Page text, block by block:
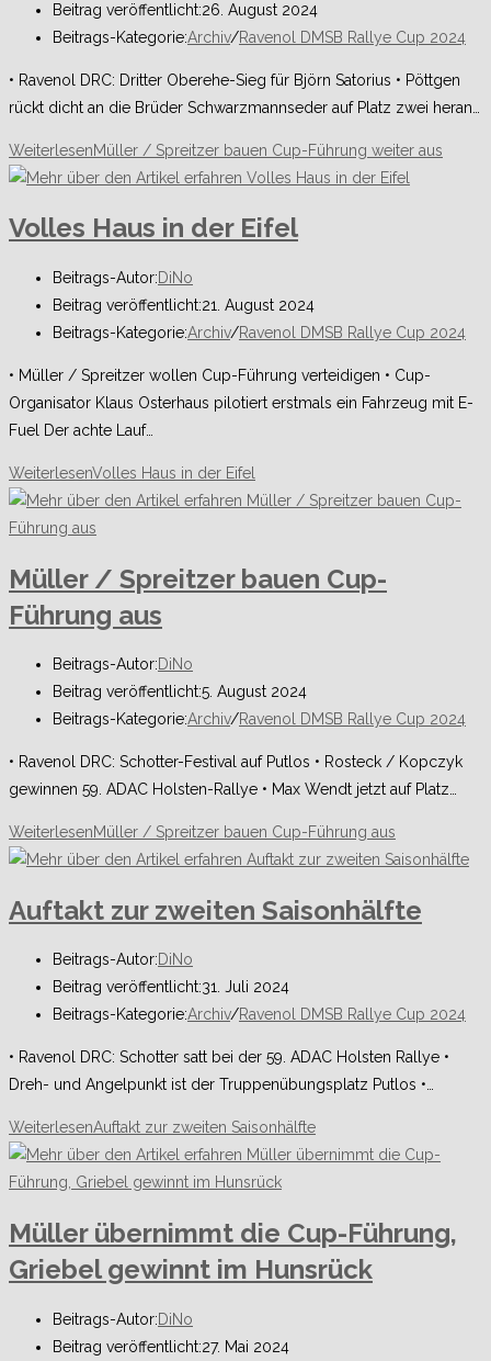
Beitrag veröffentlicht:26. August 2024
Beitrags-Kategorie:Archiv/Ravenol DMSB Rallye Cup 2024
• Ravenol DRC: Dritter Oberehe-Sieg für Björn Satorius • Pöttgen
rückt dicht an die Brüder Schwarzmannseder auf Platz zwei heran…
WeiterlesenMüller / Spreitzer bauen Cup-Führung weiter aus
Volles Haus in der Eifel
Beitrags-Autor:DiNo
Beitrag veröffentlicht:21. August 2024
Beitrags-Kategorie:Archiv/Ravenol DMSB Rallye Cup 2024
• Müller / Spreitzer wollen Cup-Führung verteidigen • Cup-
Organisator Klaus Osterhaus pilotiert erstmals ein Fahrzeug mit E-
Fuel Der achte Lauf…
WeiterlesenVolles Haus in der Eifel
Müller / Spreitzer bauen Cup-
Führung aus
Beitrags-Autor:DiNo
Beitrag veröffentlicht:5. August 2024
Beitrags-Kategorie:Archiv/Ravenol DMSB Rallye Cup 2024
• Ravenol DRC: Schotter-Festival auf Putlos • Rosteck / Kopczyk
gewinnen 59. ADAC Holsten-Rallye • Max Wendt jetzt auf Platz…
WeiterlesenMüller / Spreitzer bauen Cup-Führung aus
Auftakt zur zweiten Saisonhälfte
Beitrags-Autor:DiNo
Beitrag veröffentlicht:31. Juli 2024
Beitrags-Kategorie:Archiv/Ravenol DMSB Rallye Cup 2024
• Ravenol DRC: Schotter satt bei der 59. ADAC Holsten Rallye •
Dreh- und Angelpunkt ist der Truppenübungsplatz Putlos •…
WeiterlesenAuftakt zur zweiten Saisonhälfte
Müller übernimmt die Cup-Führung,
Griebel gewinnt im Hunsrück
Beitrags-Autor:DiNo
Beitrag veröffentlicht:27. Mai 2024